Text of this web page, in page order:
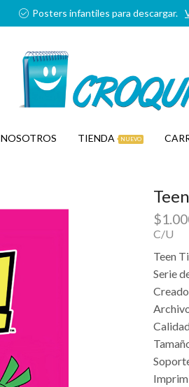
Posters infantiles para descargar.
NOSOTROS TIENDA NUEVO
$
C/U
Teen
Serie